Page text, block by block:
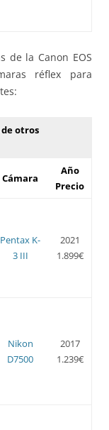
de la Canon EOS
réflex para
de otros
Cámara
Año
Precio
Pentax K-
3 III
2021
1.899€
Nikon
D7500
2017
1.239€